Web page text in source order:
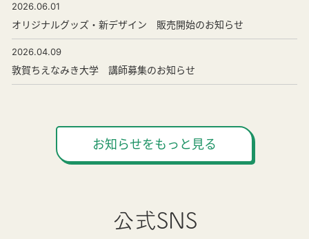
2026.06.01
オリジナルグッズ・新デザイン 販売開始のお知らせ
2026.04.09
敦賀ちえなみき大学 講師募集のお知らせ
お知らせをもっと見る
公式SNS